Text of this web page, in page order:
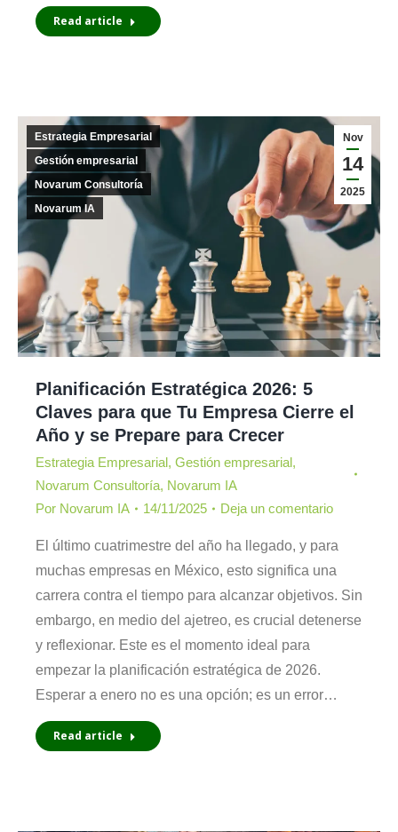
Read article
Nov
14
2025
Estrategia Empresarial
Gestión empresarial
Novarum Consultoría
Novarum IA
Planificación Estratégica 2026: 5
Claves para que Tu Empresa Cierre el
Año y se Prepare para Crecer
Estrategia Empresarial, Gestión empresarial,
Novarum Consultoría, Novarum IA
Por Novarum IA 14/11/2025 Deja un comentario
El último cuatrimestre del año ha llegado, y para
muchas empresas en México, esto significa una
carrera contra el tiempo para alcanzar objetivos. Sin
embargo, en medio del ajetreo, es crucial detenerse
y reflexionar. Este es el momento ideal para
empezar la planificación estratégica de 2026.
Esperar a enero no es una opción; es un error…
Read article